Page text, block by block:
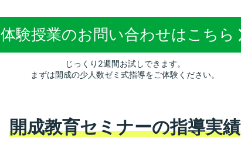
体験授業のお問い合わせはこちら
じっくり2週間お試しできます。
まずは開成の少人数ゼミ式指導をご体験ください。
開成教育セミナーの指導実績